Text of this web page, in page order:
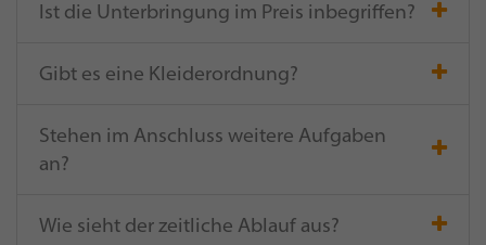
Ist die Unterbringung im Preis inbegriffen?
Gibt es eine Kleiderordnung?
Stehen im Anschluss weitere Aufgaben
an?
Wie sieht der zeitliche Ablauf aus?